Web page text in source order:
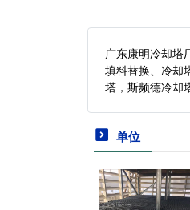
广东康明冷却塔
填料替换、冷却
塔，斯频德冷却
单位